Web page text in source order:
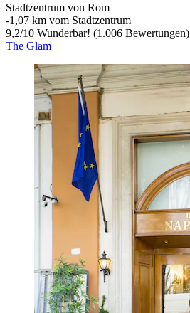
Stadtzentrum von Rom
‐1,07 km vom Stadtzentrum
9,2/10 Wunderbar! (1.006 Bewertungen)
The Glam